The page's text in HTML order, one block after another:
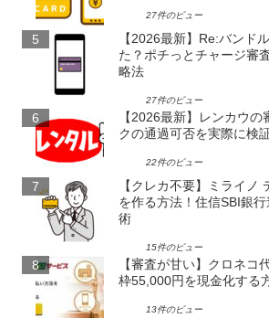
27件のビュー
【2026最新】Re:バンド
た？ポチっとチャージ審
略法
27件のビュー
【2026最新】レンカウ
クの通過可否を実際に検
22件のビュー
【クレカ不要】ミライノ
を作る方法！住信SBI銀
術
15件のビュー
【審査が甘い】クロネコ
枠55,000円を現金化する
13件のビュー